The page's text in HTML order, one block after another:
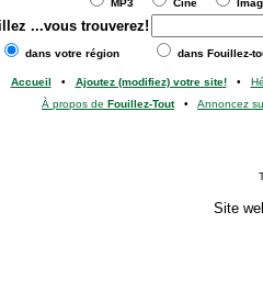
MP3 Ciné
...vous trouverez!
dans votre région dans Fouillez-
Accueil • Ajoutez (modifiez) votre site!•
À propos de Fouillez-Tout• Annoncez
Site